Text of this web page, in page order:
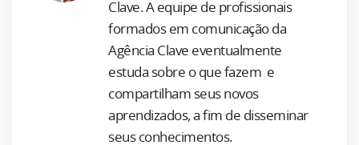
Clave. A equipe de profissionais
formados em comunicação da
Agência Clave eventualmente
estuda sobre o que fazem e
compartilham seus novos
aprendizados, a fim de disseminar
seus conhecimentos.